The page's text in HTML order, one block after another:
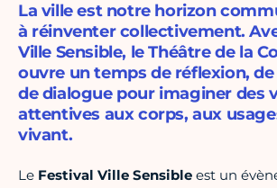
La ville est notre horizon
à réinventer collectivement.
Ville Sensible, le Théâtre de la
ouvre un temps de réflexion,
de dialogue pour imaginer des
attentives aux corps, aux
vivant.
Le Festival Ville Sensible est un